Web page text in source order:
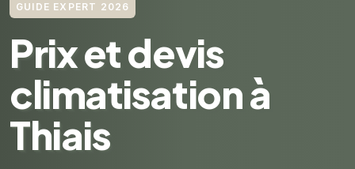
GUIDE EXPERT 2026
Prix et devis
climatisation à
Thiais